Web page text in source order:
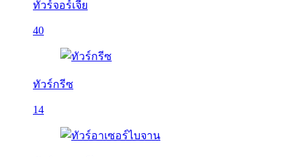
ทัวร์จอร์เจีย
40
ทัวร์กรีซ
14